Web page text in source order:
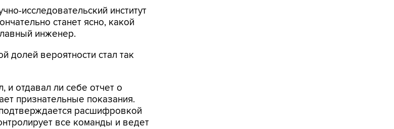
исследовательский институт
станет ясно, какой
инженер.
долей вероятности стал так
отдавал ли себе отчет о
признательные показания.
расшифровкой
все команды и ведет